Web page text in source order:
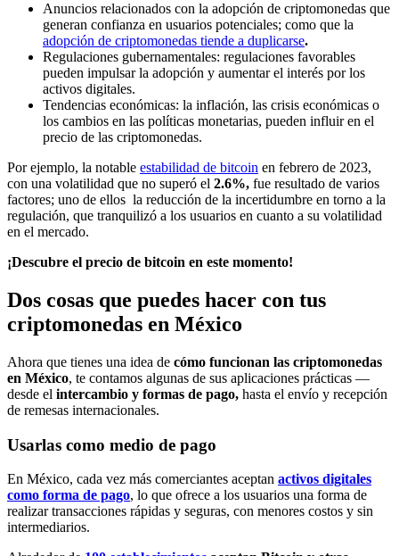
Anuncios relacionados con la adopción de criptomonedas que
generan confianza en usuarios potenciales; como que la
adopción de criptomonedas tiende a duplicarse.
Regulaciones gubernamentales: regulaciones favorables
pueden impulsar la adopción y aumentar el interés por los
activos digitales.
Tendencias económicas: la inflación, las crisis económicas o
los cambios en las políticas monetarias, pueden influir en el
precio de las criptomonedas.
Por ejemplo, la notable estabilidad de bitcoin en febrero de 2023,
con una volatilidad que no superó el 2.6%, fue resultado de varios
factores; uno de ellos la reducción de la incertidumbre en torno a la
regulación, que tranquilizó a los usuarios en cuanto a su volatilidad
en el mercado.
¡Descubre el precio de bitcoin en este momento!
Dos cosas que puedes hacer con tus
criptomonedas en México
Ahora que tienes una idea de cómo funcionan las criptomonedas
en México, te contamos algunas de sus aplicaciones prácticas —
desde el intercambio y formas de pago, hasta el envío y recepción
de remesas internacionales.
Usarlas como medio de pago
En México, cada vez más comerciantes aceptan activos digitales
como forma de pago, lo que ofrece a los usuarios una forma de
realizar transacciones rápidas y seguras, con menores costos y sin
intermediarios.